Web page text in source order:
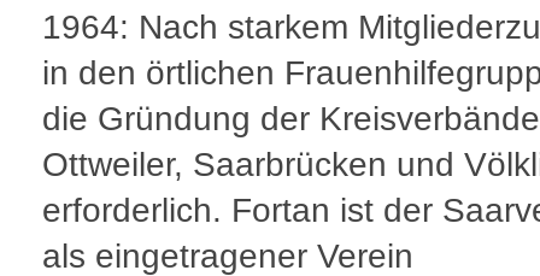
1964: Nach starkem
in den örtlichen
die Gründung der Kreisverbände
Ottweiler, Saarbrücken und
erforderlich. Fortan ist der
als eingetragener Verein